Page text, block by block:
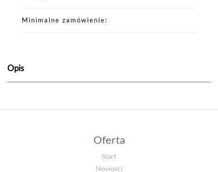
Minimalne zamówienie
Opis
Oferta
Start
Nowości